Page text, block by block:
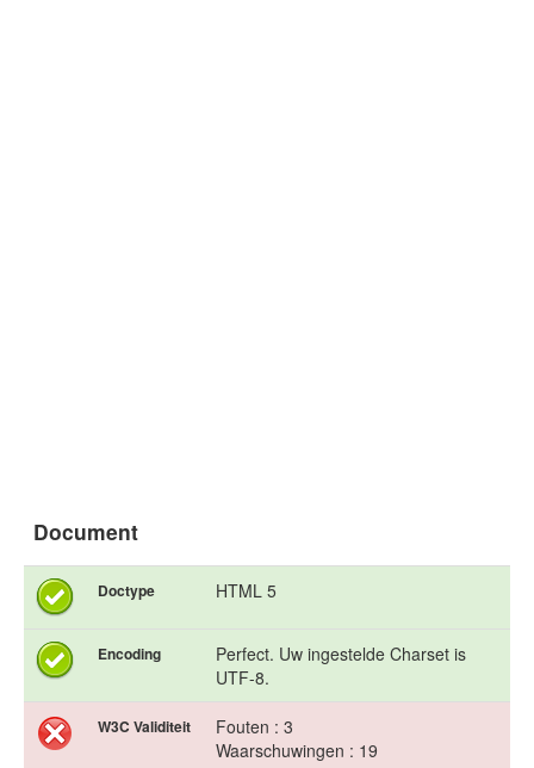
Document
Doctype HTML 5
Encoding
Perfect. Uw ingestelde Charset is
UTF-8.
W3C Validiteit
Fouten : 3
Waarschuwingen : 19